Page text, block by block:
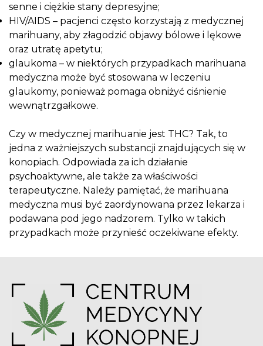
senne i ciężkie stany depresyjne;
HIV/AIDS – pacjenci często korzystają z medycznej
marihuany, aby złagodzić objawy bólowe i lękowe
oraz utratę apetytu;
glaukoma – w niektórych przypadkach marihuana
medyczna może być stosowana w leczeniu
glaukomy, ponieważ pomaga obniżyć ciśnienie
wewnątrzgałkowe.
Czy w medycznej marihuanie jest THC? Tak, to
jedna z ważniejszych substancji znajdujących się w
konopiach. Odpowiada za ich działanie
psychoaktywne, ale także za właściwości
terapeutyczne. Należy pamiętać, że marihuana
medyczna musi być zaordynowana przez lekarza i
podawana pod jego nadzorem. Tylko w takich
przypadkach może przynieść oczekiwane efekty.